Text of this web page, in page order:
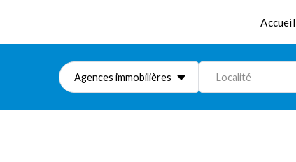
Accueil
Agences immobilières Localité